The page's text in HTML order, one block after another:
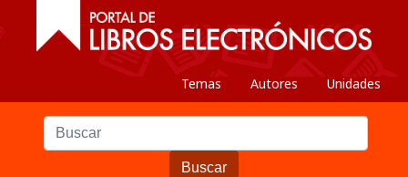
Temas Autores Unidades
Buscar